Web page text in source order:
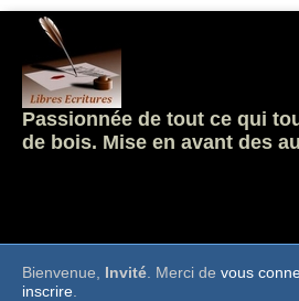
Passionnée de tout ce qui
de bois. Mise en avant des
Bienvenue, Invité. Merci de vous
inscrire.